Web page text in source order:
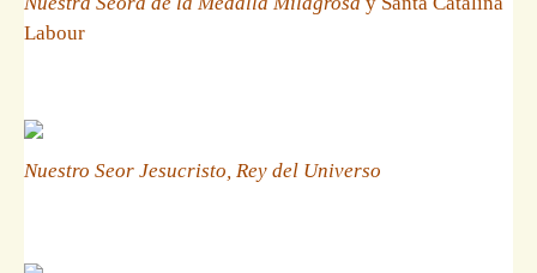
Labour
Nuestro Seor Jesucristo, Rey del Universo